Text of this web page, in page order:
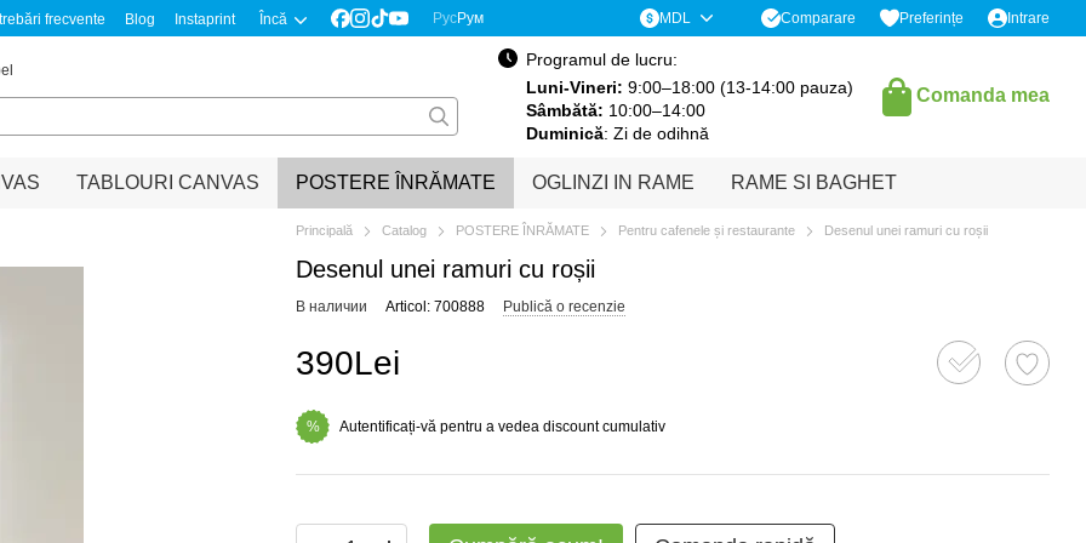
frecvente Blog Instaprint Încă РусРум MDL Comparare Preferințe Intrare
Programul de lucru:
Luni-Vineri: 9:00–18:00 (13-14:00 pauza)
Sâmbătă: 10:00–14:00
Duminică: Zi de odihnă
Comanda mea
TABLOURI CANVAS POSTERE ÎNRĂMATE OGLINZI IN RAME RAME SI BAGHET
Principală Catalog POSTERE ÎNRĂMATE Pentru cafenele și restaurante Desenul unei ramuri cu roșii
Desenul unei ramuri cu roșii
В наличии Articol: 700888 Publică o recenzie
390Lei
% Autentificați-vă pentru a vedea discount cumulativ